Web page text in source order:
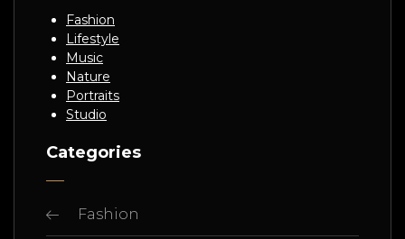
Fashion
Lifestyle
Music
Nature
Portraits
Studio
Categories
Fashion